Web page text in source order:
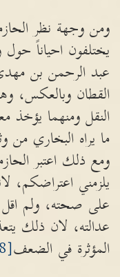
ومن وجهة نظر
يختلفون احياناً حول
عبد الرحمن بن
القطان وبالعكس،
النقل ومنهما يؤخذ
ما يراه البخاري من
ومع ذلك اعتبر
يلزمني اعتراضكم،
على صحته، ولم
عدالته، لان ذلك
المؤثرة في الضعف[48]